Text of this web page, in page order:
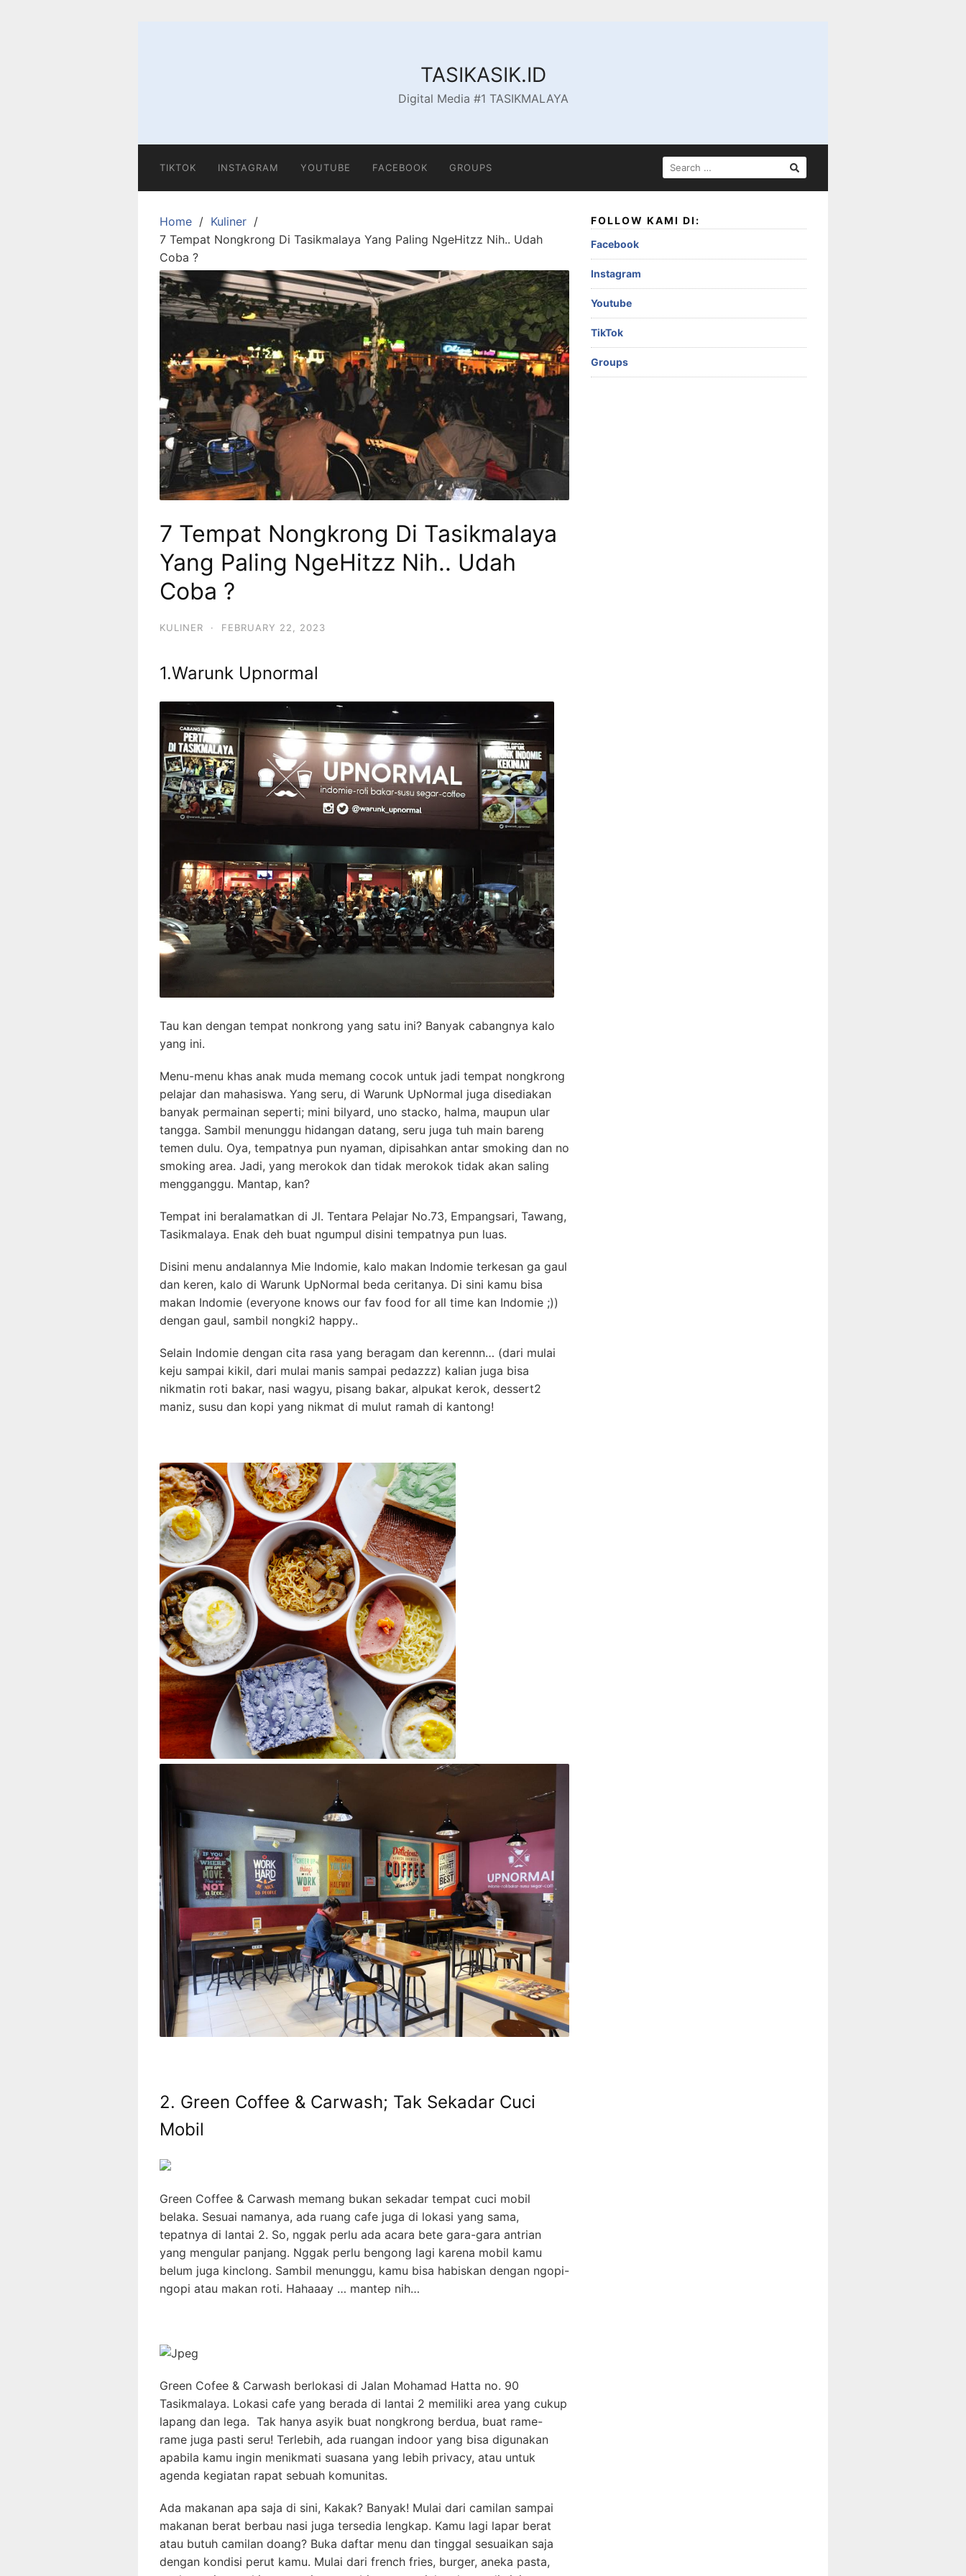
TASIKASIK.ID
Digital Media #1 TASIKMALAYA
TIKTOK INSTAGRAM YOUTUBE FACEBOOK GROUPS
SEARCH
FOR:
Home
Kuliner
7 Tempat Nongkrong Di Tasikmalaya Yang Paling NgeHitzz Nih.. Udah
Coba ?
7 Tempat Nongkrong Di Tasikmalaya
Yang Paling NgeHitzz Nih.. Udah
Coba ?
KULINER · FEBRUARY 22, 2023
1.Warunk Upnormal
Tau kan dengan tempat nonkrong yang satu ini? Banyak cabangnya kalo
yang ini.
Menu-menu khas anak muda memang cocok untuk jadi tempat nongkrong
pelajar dan mahasiswa. Yang seru, di Warunk UpNormal juga disediakan
banyak permainan seperti; mini bilyard, uno stacko, halma, maupun ular
tangga. Sambil menunggu hidangan datang, seru juga tuh main bareng
temen dulu. Oya, tempatnya pun nyaman, dipisahkan antar smoking dan no
smoking area. Jadi, yang merokok dan tidak merokok tidak akan saling
mengganggu. Mantap, kan?
Tempat ini beralamatkan di Jl. Tentara Pelajar No.73, Empangsari, Tawang,
Tasikmalaya. Enak deh buat ngumpul disini tempatnya pun luas.
Disini menu andalannya Mie Indomie, kalo makan Indomie terkesan ga gaul
dan keren, kalo di Warunk UpNormal beda ceritanya. Di sini kamu bisa
makan Indomie (everyone knows our fav food for all time kan Indomie ;))
dengan gaul, sambil nongki2 happy..
Selain Indomie dengan cita rasa yang beragam dan kerennn… (dari mulai
keju sampai kikil, dari mulai manis sampai pedazzz) kalian juga bisa
nikmatin roti bakar, nasi wagyu, pisang bakar, alpukat kerok, dessert2
maniz, susu dan kopi yang nikmat di mulut ramah di kantong!
2. Green Coffee & Carwash; Tak Sekadar Cuci
Mobil
Green Coffee & Carwash memang bukan sekadar tempat cuci mobil
belaka. Sesuai namanya, ada ruang cafe juga di lokasi yang sama,
tepatnya di lantai 2. So, nggak perlu ada acara bete gara-gara antrian
yang mengular panjang. Nggak perlu bengong lagi karena mobil kamu
belum juga kinclong. Sambil menunggu, kamu bisa habiskan dengan ngopi-
ngopi atau makan roti. Hahaaay … mantep nih…
Green Cofee & Carwash berlokasi di Jalan Mohamad Hatta no. 90
Tasikmalaya. Lokasi cafe yang berada di lantai 2 memiliki area yang cukup
lapang dan lega. Tak hanya asyik buat nongkrong berdua, buat rame-
rame juga pasti seru! Terlebih, ada ruangan indoor yang bisa digunakan
apabila kamu ingin menikmati suasana yang lebih privacy, atau untuk
agenda kegiatan rapat sebuah komunitas.
Ada makanan apa saja di sini, Kakak? Banyak! Mulai dari camilan sampai
makanan berat berbau nasi juga tersedia lengkap. Kamu lagi lapar berat
atau butuh camilan doang? Buka daftar menu dan tinggal sesuaikan saja
dengan kondisi perut kamu. Mulai dari french fries, burger, aneka pasta,
FOLLOW KAMI DI:
Facebook
Instagram
Youtube
TikTok
Groups